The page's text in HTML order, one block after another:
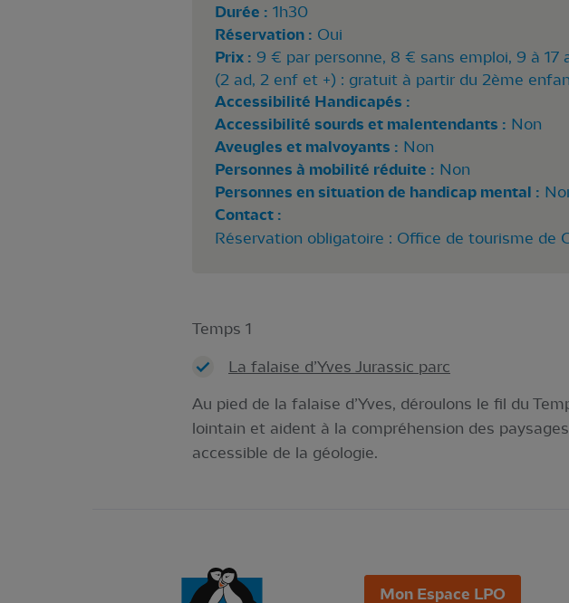
Durée : 1h30
Réservation : Oui
Prix : 9 € par personne, 8 € sans emploi, 9 à
(2 ad, 2 enf et +) : gratuit à partir du 2ème
Accessibilité Handicapés :
Accessibilité sourds et malentendants : Non
Aveugles et malvoyants : Non
Personnes à mobilité réduite : Non
Personnes en situation de handicap mental :
Contact :
Réservation obligatoire : Office de tourisme de
Temps 1
La falaise d’Yves Jurassic parc
Au pied de la falaise d’Yves, déroulons le fil du
lointain et aident à la compréhension des
accessible de la géologie.
Mon Espace LPO